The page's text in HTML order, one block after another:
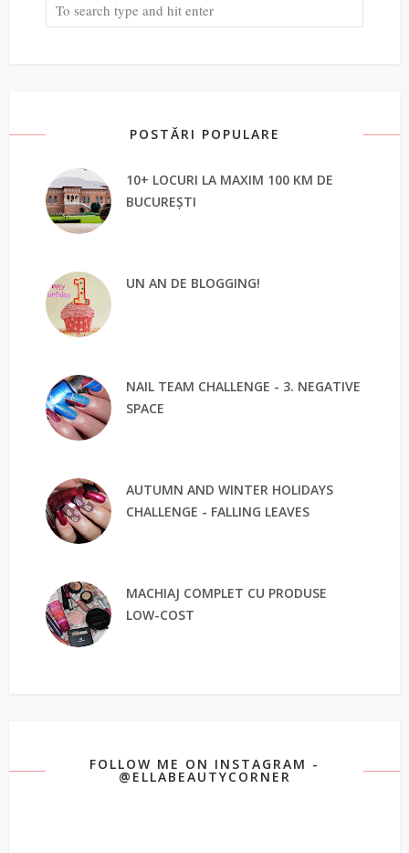
POSTĂRI POPULARE
10+ LOCURI LA MAXIM 100 KM DE
BUCUREȘTI
UN AN DE BLOGGING!
NAIL TEAM CHALLENGE - 3. NEGATIVE
SPACE
AUTUMN AND WINTER HOLIDAYS
CHALLENGE - FALLING LEAVES
MACHIAJ COMPLET CU PRODUSE
LOW-COST
FOLLOW ME ON INSTAGRAM -
@ELLABEAUTYCORNER